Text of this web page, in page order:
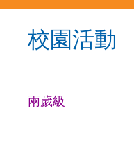
校園活動
兩歲級